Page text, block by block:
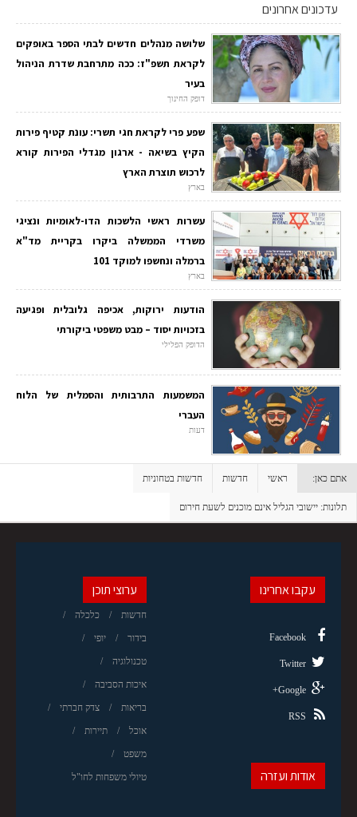
עדכונים אחרונים
שלושה מנהלים חדשים לבתי הספר באופקים
לקראת תשפ"ז: ככה מתרחבת שדרת הניהול
בעיר
דופק החינוך
שפע פרי לקראת חגי תשרי: עונת קטיף פירות
הקיץ בשיאה - ארגון מגדלי הפירות קורא
לרכוש תוצרת הארץ
בארץ
עשרות ראשי הלשכות הדו-לאומיות ונציגי
משרדי הממשלה ביקרו בקריית מד"א
ברמלה ונחשפו למוקד 101
בארץ
הודעות ירוקות, אכיפה גלובלית ופגיעה
בזכויות יסוד – מבט משפטי ביקורתי
הדופק הפלילי
המשמעות התרבותית והסמלית של הלוח
העברי
דעות
אתם כאן: ראשי חדשות חדשות בטחוניות
תלונות: יישובי הגליל אינם מוכנים לשעת חירום
ערוצי תוכן
חדשות כלכלה
בידור יופי
טכנולוגיה
איכות הסביבה
בריאות צדק חברתי
אוכל תיירות
משפט
טיולי משפחות לחו"ל
עקבו אחרינו
Facebook
Twitter
Google+
RSS
אודות ועזרה